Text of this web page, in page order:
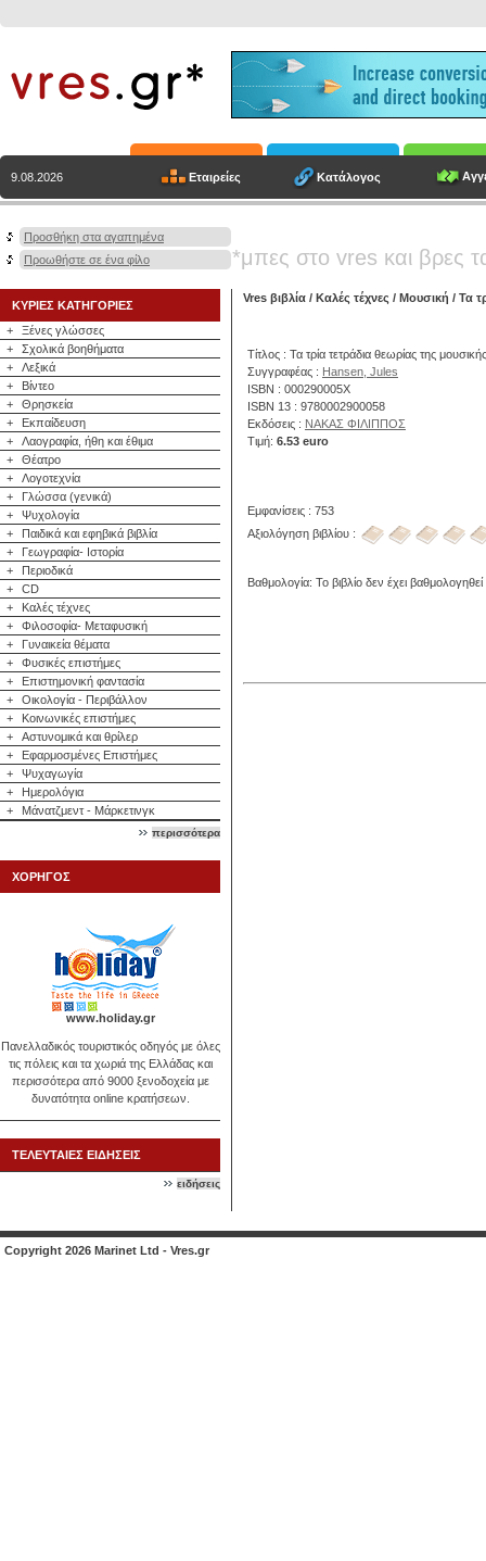
9.08.2026 Εταιρείες Κατάλογος
Προσθήκη στα αγαπημένα
Προωθήστε σε ένα φίλο
*μπες στο vres και βρες
ΚΥΡΙΕΣ ΚΑΤΗΓΟΡΙΕΣ
+
Ξένες γλώσσες
+
Σχολικά βοηθήματα
+
Λεξικά
+
Βίντεο
+
Θρησκεία
+
Εκπαίδευση
+
Λαογραφία, ήθη και έθιμα
+
Θέατρο
+
Λογοτεχνία
+
Γλώσσα (γενικά)
+
Ψυχολογία
+
Παιδικά και εφηβικά βιβλία
+
Γεωγραφία- Ιστορία
+
Περιοδικά
+
CD
+
Καλές τέχνες
+
Φιλοσοφία- Μεταφυσική
+
Γυναικεία θέματα
+
Φυσικές επιστήμες
+
Επιστημονική φαντασία
+
Οικολογία - Περιβάλλον
+
Κοινωνικές επιστήμες
+
Αστυνομικά και θρίλερ
+
Εφαρμοσμένες Επιστήμες
+
Ψυχαγωγία
+
Ημερολόγια
+
Μάνατζμεντ - Μάρκετινγκ
περισσότερα
ΧΟΡΗΓΟΣ
www.holiday.gr
Πανελλαδικός τουριστικός οδηγός με όλες
τις πόλεις και τα χωριά της Ελλάδας και
περισσότερα από 9000 ξενοδοχεία με
δυνατότητα online κρατήσεων.
ΤΕΛΕΥΤΑΙΕΣ ΕΙΔΗΣΕΙΣ
ειδήσεις
Vres βιβλία / Καλές τέχνες / Μουσική / Τα
Τίτλος : Τα τρία τετράδια θεωρίας της
Συγγραφέας : Hansen, Jules
ISBN : 000290005X
ISBN 13 : 9780002900058
Εκδόσεις : ΝΑΚΑΣ ΦΙΛΙΠΠΟΣ
Τιμή: 6.53 euro
Εμφανίσεις : 753
Αξιολόγηση βιβλίου :
Βαθμολογία: Το βιβλίο δεν έχει
Copyright 2026 Marinet Ltd - Vres.gr